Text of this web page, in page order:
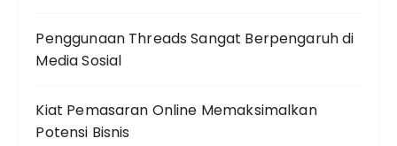
Penggunaan Threads Sangat Berpengaruh di
Media Sosial
Kiat Pemasaran Online Memaksimalkan
Potensi Bisnis